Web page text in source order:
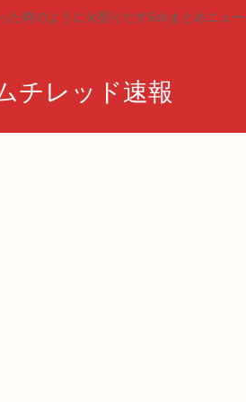
た時のように火照りだす5chまとめニュ
チレッド速報